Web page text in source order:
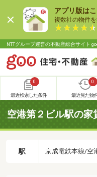
アプリ版は
複数社の物件を
NTTグループ運営の不動産総合サイト
0
最近検索した条件
0
最近見た物
空港第２ビル駅の家
駅 京成電鉄本線/空